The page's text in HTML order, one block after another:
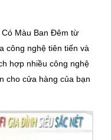
Có Màu Ban Đêm từ
công nghệ tiên tiến và
cho cửa hàng của bạn